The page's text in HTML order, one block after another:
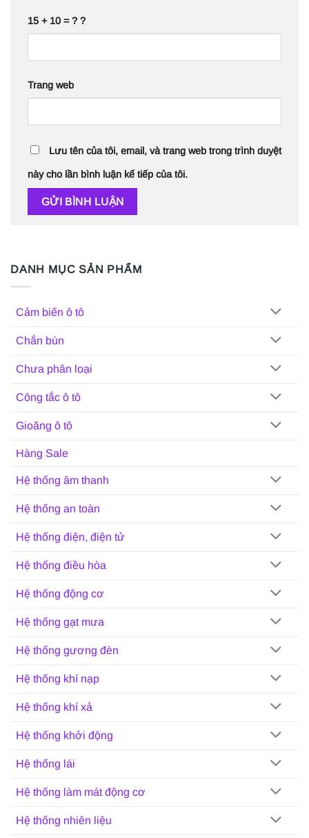
DANH MỤC SẢN PHẨM
Cảm biến ô tô
Chắn bùn
Chưa phân loại
Công tắc ô tô
Gioăng ô tô
Hàng Sale
Hệ thống âm thanh
Hệ thống an toàn
Hệ thống điện, điện tử
Hệ thống điều hòa
Hệ thống động cơ
Hệ thống gạt mưa
Hệ thống gương đèn
Hệ thống khí nạp
Hệ thống khí xả
Hệ thống khởi động
Hệ thống lái
Hệ thống làm mát động cơ
Hệ thống nhiên liệu
15 + 10 = ? ?
Trang web
Lưu tên của tôi, email, và trang web trong trình duyệt
này cho lần bình luận kế tiếp của tôi.